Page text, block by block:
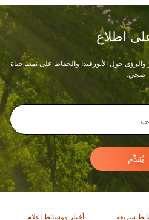
اطلاع
والرؤى حول الأيورفيدا والحفاظ على نمط حياة
صحي.
يُقدِّم
سريعة أخبار ووسائط إعلام